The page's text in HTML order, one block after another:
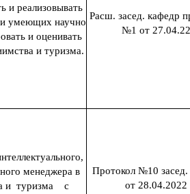
и реализовывать
и умеющих научно
и оценивать
и туризма.
Расш. засед. кафедр
№1 от 27.04.22
менеджера в
и туризма с
Протокол №10
от 28.04.2022